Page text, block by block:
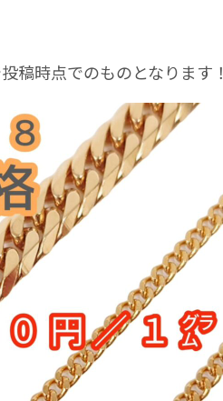
稿時点でのものとなります！